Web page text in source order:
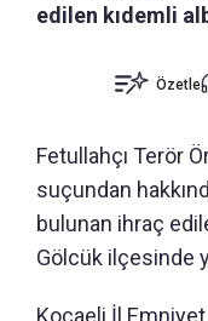
edilen kıdemli
Özetle
Fetullahçı Terör
suçundan
bulunan ihraç
Gölcük ilçesinde
Kocaeli İl